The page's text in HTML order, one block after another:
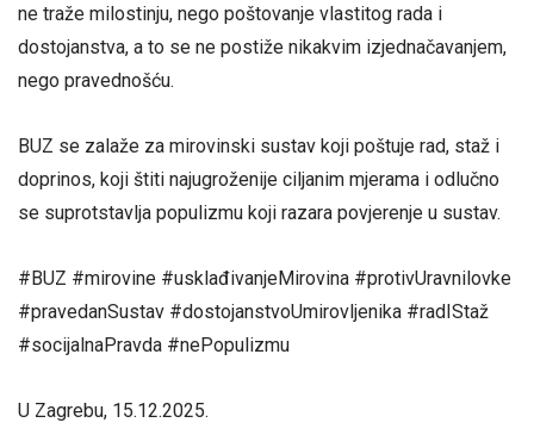
ne traže milostinju, nego poštovanje vlastitog rada i
dostojanstva, a to se ne postiže nikakvim izjednačavanjem,
nego pravednošću.
BUZ se zalaže za mirovinski sustav koji poštuje rad, staž i
doprinos, koji štiti najugroženije ciljanim mjerama i odlučno
se suprotstavlja populizmu koji razara povjerenje u sustav.
#BUZ #mirovine #usklađivanjeMirovina #protivUravnilovke
#pravedanSustav #dostojanstvoUmirovljenika #radIStaž
#socijalnaPravda #nePopulizmu
U Zagrebu, 15.12.2025.